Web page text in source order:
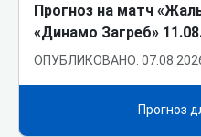
Прогноз на матч
«Динамо Загреб»
ОПУБЛИКОВАНО:
Прогноз